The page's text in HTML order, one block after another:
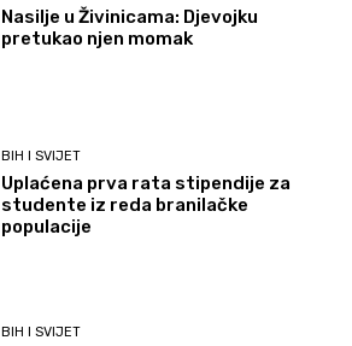
Nasilje u Živinicama: Djevojku
pretukao njen momak
BIH I SVIJET
Uplaćena prva rata stipendije za
studente iz reda branilačke
populacije
BIH I SVIJET